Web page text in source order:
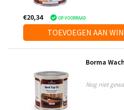
€20,34 OP VOORRAAD
TOEVOEGEN AAN
Borma
Nog niet